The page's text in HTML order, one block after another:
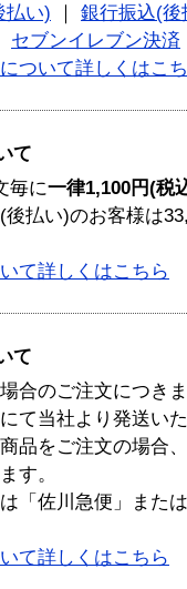
払い) ｜ 銀行振込(後
セブンイレブン決済
ついて詳しくはこ
て
毎に一律1,100円(税
払い)のお客様は
て詳しくはこちら
て
合のご注文につき
て当社より発送い
品をご注文の場合
す。
「佐川急便」また
て詳しくはこちら